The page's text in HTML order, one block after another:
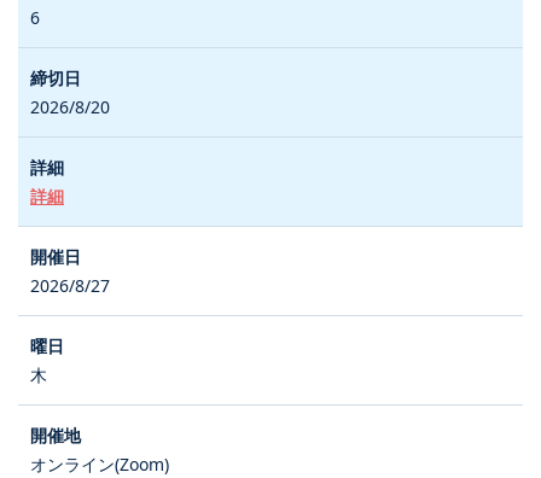
6
2026/8/20
詳細
2026/8/27
木
オンライン(Zoom)